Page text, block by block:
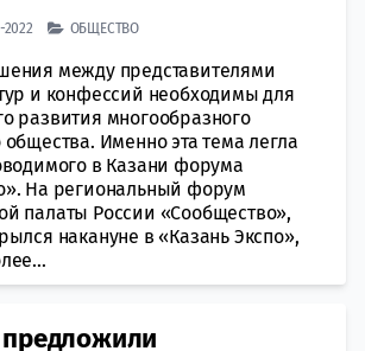
ОБЩЕСТВО
между представителями
и конфессий необходимы для
развития многообразного
общества. Именно эта тема легла
в Казани форума
На региональный форум
палаты России «Сообщество»,
накануне в «Казань Экспо»,
предложили